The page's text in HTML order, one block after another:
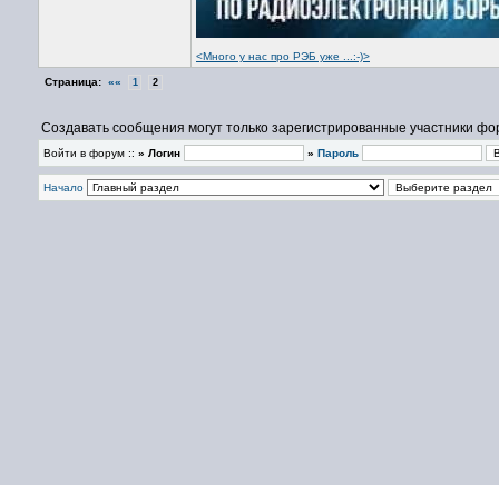
<Много у нас про РЭБ уже ...:-)>
Страница: «« 1 2
Создавать сообщения могут только зарегистрированные участники
Войти в форум :: » Логин » Пароль
Начало